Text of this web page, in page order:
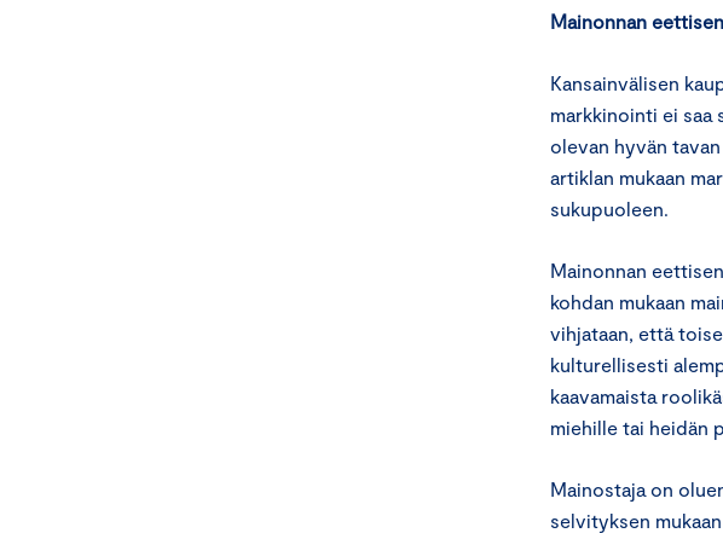
Mainonnan
Kansainvälisen
markkinointi ei saa
olevan hyvän
artiklan mukaan
sukupuoleen.
Mainonnan
kohdan mukaan
vihjataan, että
kulturellisesti
kaavamaista
miehille tai heidän
Mainostaja on
selvityksen